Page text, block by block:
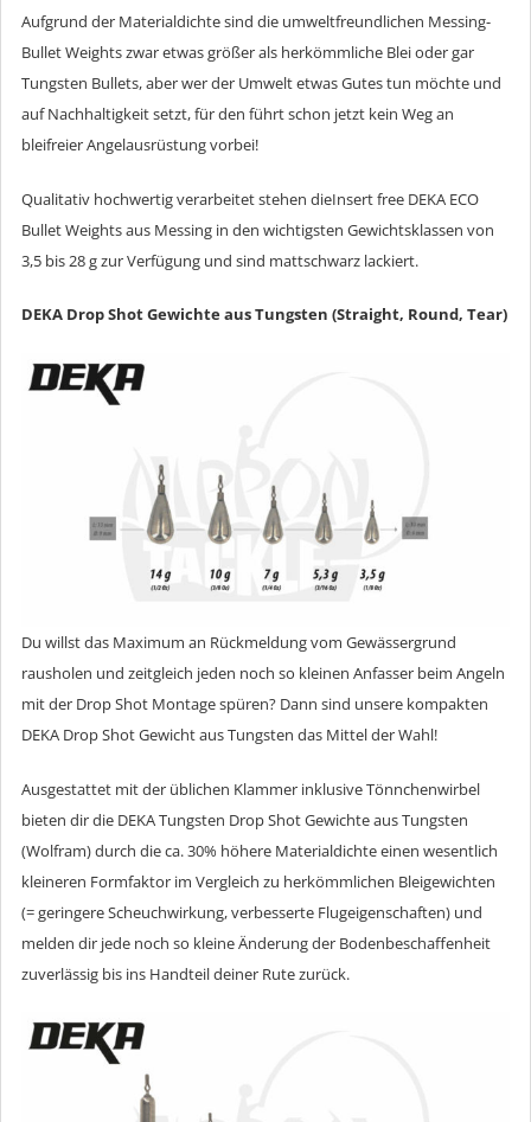
Aufgrund der Materialdichte sind die umweltfreundlichen Messing-
Bullet Weights zwar etwas größer als herkömmliche Blei oder gar
Tungsten Bullets, aber wer der Umwelt etwas Gutes tun möchte und
auf Nachhaltigkeit setzt, für den führt schon jetzt kein Weg an
bleifreier Angelausrüstung vorbei!
Qualitativ hochwertig verarbeitet stehen dieInsert free DEKA ECO
Bullet Weights aus Messing in den wichtigsten Gewichtsklassen von
3,5 bis 28 g zur Verfügung und sind mattschwarz lackiert.
DEKA Drop Shot Gewichte aus Tungsten (Straight, Round, Tear)
Du willst das Maximum an Rückmeldung vom Gewässergrund
rausholen und zeitgleich jeden noch so kleinen Anfasser beim Angeln
mit der Drop Shot Montage spüren? Dann sind unsere kompakten
DEKA Drop Shot Gewicht aus Tungsten das Mittel der Wahl!
Ausgestattet mit der üblichen Klammer inklusive Tönnchenwirbel
bieten dir die DEKA Tungsten Drop Shot Gewichte aus Tungsten
(Wolfram) durch die ca. 30% höhere Materialdichte einen wesentlich
kleineren Formfaktor im Vergleich zu herkömmlichen Bleigewichten
(= geringere Scheuchwirkung, verbesserte Flugeigenschaften) und
melden dir jede noch so kleine Änderung der Bodenbeschaffenheit
zuverlässig bis ins Handteil deiner Rute zurück.